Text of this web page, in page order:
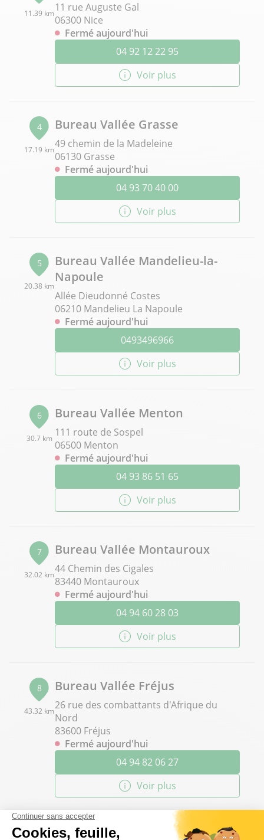
11.39 km11 rue Auguste Gal
06300 Nice
Fermé aujourd'hui
04 92 12 22 95
Voir plus
4
17.19 km
Bureau Vallée Grasse
49 chemin de la Madeleine
06130 Grasse
Fermé aujourd'hui
04 93 70 40 00
Voir plus
5
20.38 km
Bureau Vallée Mandelieu-la-
Napoule
Allée Dieudonné Costes
06210 Mandelieu La Napoule
Fermé aujourd'hui
0493496966
Voir plus
6
30.7 km
Bureau Vallée Menton
111 route de Sospel
06500 Menton
Fermé aujourd'hui
04 93 86 51 65
Voir plus
7
32.02 km
Bureau Vallée Montauroux
44 Chemin des Cigales
83440 Montauroux
Fermé aujourd'hui
04 94 60 28 03
Voir plus
8
43.32 km
Bureau Vallée Fréjus
26 rue des combattants d'Afrique du
Nord
83600 Fréjus
Fermé aujourd'hui
04 94 82 06 27
Voir plus
9 Bureau Vallée Draguignan